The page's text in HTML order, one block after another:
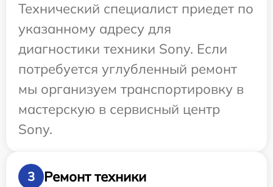
Технический специалист приедет по
указанному адресу для
диагностики техники Sony. Если
потребуется углубленный ремонт
мы организуем транспортировку в
мастерскую в сервисный центр
Sony.
3 Ремонт техники